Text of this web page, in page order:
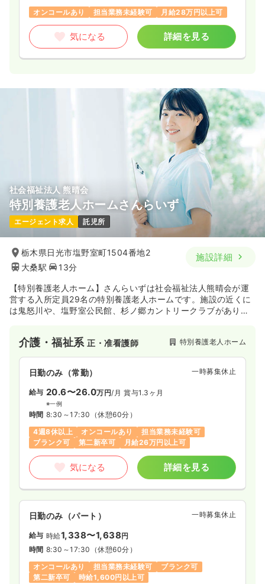
オンコールあり
担当業務未経験可 月給28万円以上可
気になる 詳細を見る
社会福祉法人 熊晴会
特別養護老人ホームさんらいず
エージェント求人 託児所
栃木県日光市塩野室町1504番地2
大桑駅
13分
施設詳細
【特別養護老人ホーム】さんらいずは社会福祉法人熊晴会が運
営する入所定員29名の特別養護老人ホームです。施設の近くに
は鬼怒川や、塩野室公民館、杉ノ郷カントリークラブがあり、
す。
介護・福祉系正・准看護師 特別養護老人ホーム
日勤のみ（常勤） 一時募集休止
給与 20.6〜26.0万円/月 賞与1.3ヶ月
※一例
時間 8:30～17:30 （休憩60分）
4週8休以上
オンコールあり
担当業務未経験可
ブランク可
第二新卒可 月給26万円以上可
気になる 詳細を見る
日勤のみ（パート） 一時募集休止
給与 時給1,338〜1,638円
時間 8:30～17:30 （休憩60分）
オンコールあり
担当業務未経験可
ブランク可
第二新卒可
時給1,600円以上可